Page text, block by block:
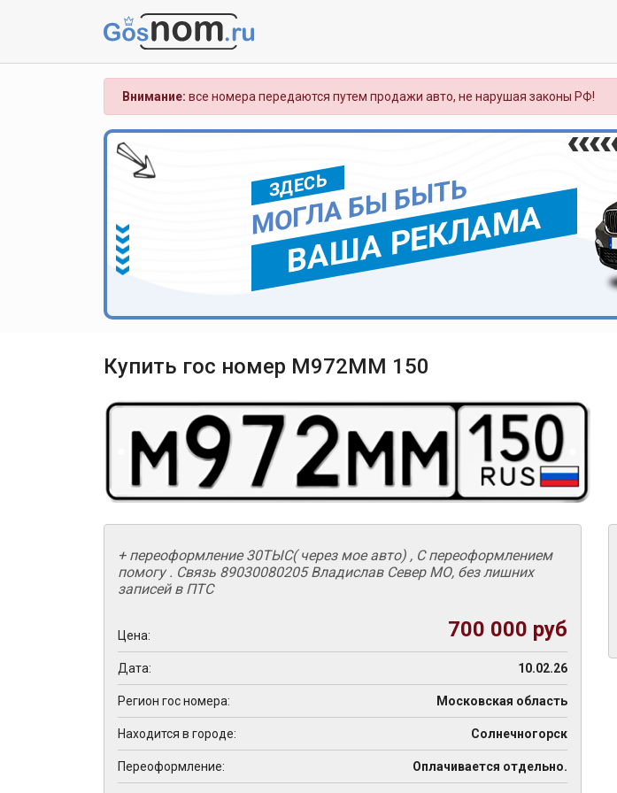
Внимание: все номера передаются путем продажи авто, не нарушая законы РФ!
ЗДЕСЬ
МОГЛА БЫ БЫТЬ
ВАША РЕКЛАМА
Купить гос номер М972ММ 150
+ переоформление 30ТЫС( через мое авто) , С переоформлением
помогу . Связь 89030080205 Владислав Север МО, без лишних
записей в ПТС
Цена: 700 000 руб
Дата: 10.02.26
Регион гос номера: Московская область
Находится в городе: Солнечногорск
Переоформление: Оплачивается отдельно.